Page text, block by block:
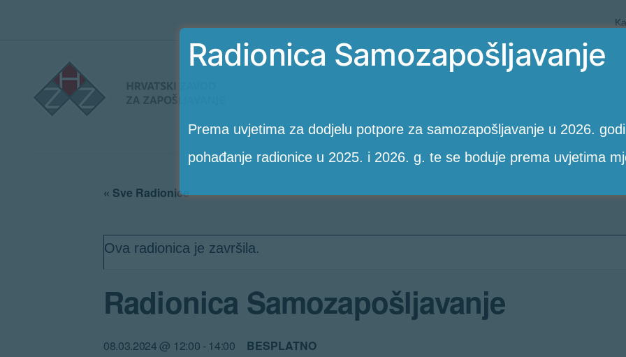
Preskoči
na
sadržaj
Radionice
HZZ-
« Sve Radionice
Ova radionica je završila.
Radionica Samozapošljavanje
08.03.2024 @ 12:00 - 14:00 BESPLATNO
Radionica Samozapošljavanje
Prema uvjetima za dodjelu potpore za samozapošljavanje u 2026.
pohađanje radionice u 2025. i 2026. g. te se boduje prema uvjetima